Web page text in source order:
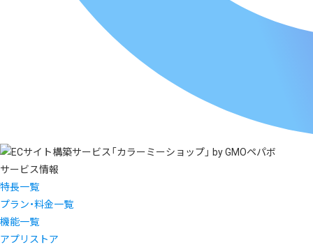
サービス情報
特長一覧
プラン・料金一覧
機能一覧
アプリストア